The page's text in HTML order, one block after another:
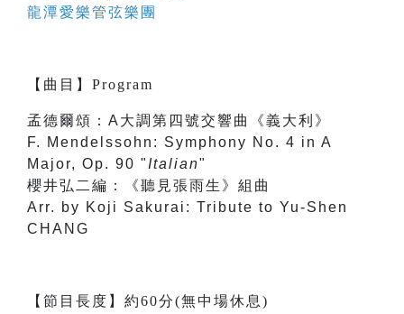
龍潭愛樂管弦樂團
【 曲目 】 Program
孟德爾頌：A大調第四號交響曲《義大利》
F. Mendelssohn: Symphony No. 4 in A
Major, Op. 90 " Italian"
櫻井弘二編：《聽見張雨生》組曲
Arr. by Koji Sakurai: Tribute to Yu-Shen
CHANG
【節目長度】約60分(無中場休息)